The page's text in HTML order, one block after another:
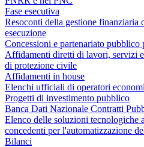
Fase esecutiva
Resoconti della gestione finanziaria
esecuzione
Concessioni e partenariato pubblico
Affidamenti diretti di lavori, servizi
di protezione civile
Affidamenti in house
Elenchi ufficiali di operatori
Progetti di investimento pubblico
Banca Dati Nazionale Contratti
Elenco delle soluzioni tecnologiche
concedenti per l'automatizzazione
Bilanci